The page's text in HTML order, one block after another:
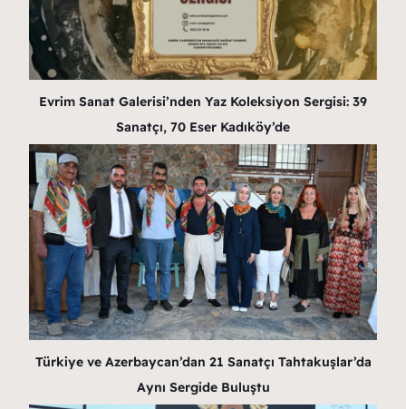
Evrim Sanat Galerisi’nden Yaz Koleksiyon Sergisi: 39
Sanatçı, 70 Eser Kadıköy’de
Türkiye ve Azerbaycan’dan 21 Sanatçı Tahtakuşlar’da
Aynı Sergide Buluştu